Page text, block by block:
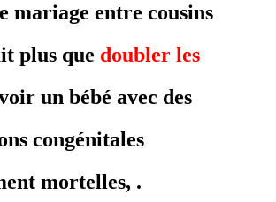
mariage entre cousins
plus que doubler les
un bébé avec des
congénitales
mortelles, .